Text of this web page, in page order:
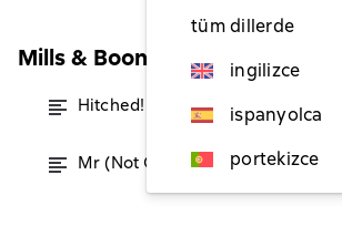
tüm dillerde
ingilizce
ispanyolca
portekizce
Mills & Boon Modern Tempted
Hitched!
Mr (Not Quite) Perfect